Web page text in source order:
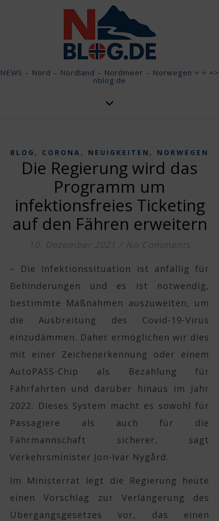
NEWS – Nord – Nordland – Nordmeer – Norwegen = = =>
nblog.de
BLOG , CORONA , NEUIGKEITEN , NORWEGEN
Die Regierung wird das
Programm um
infektionsfreies Ticketing
auf den Fähren erweitern
10. Dezember 2021 / No Comments
– Die Infektionssituation ist anfällig für
Behinderungen und es ist notwendig,
bestimmte Maßnahmen auszuweiten, um
die Ausbreitung des Covid-19-Virus
einzudämmen. Daher ermöglichen wir dies
mit einer Zeichenerkennung oder einem
AutoPASS-Chip als Bezahlung für
Fährfahrten und darüber hinaus im Jahr
2022. Dieses System macht es sowohl für
Passagiere als auch für die
Fährmannschaft sicherer, sagt
Verkehrsminister Jon-Ivar Nygård.
Im Ministerrat legt die Regierung heute
einen Vorschlag zur Verlängerung des
Übergangsgesetzes vor, das einen